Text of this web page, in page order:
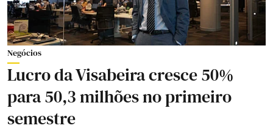
Negócios
Lucro da Visabeira cresce 50%
para 50,3 milhões no primeiro
semestre